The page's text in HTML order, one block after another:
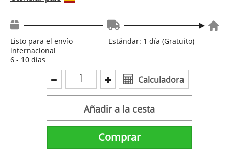
Listo para el envío
internacional
6 - 10 días
Estándar: 1 día (Gratuito)
Calculadora
Añadir a la cesta
Comprar